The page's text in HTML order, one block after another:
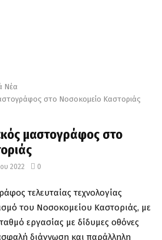
Νέα
στο Νοσοκομείο Καστοριάς
μαστογράφος στο
2022 0
τελευταίας τεχνολογίας
του Νοσοκομείου Καστοριάς, με
εργασίας με δίδυμες οθόνες
διάγνωση και παράλληλη